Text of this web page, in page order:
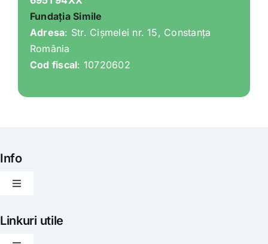
Fundația Simile
Adresa: Str. Cișmelei nr. 15, Constanța
România
Cod fiscal: 10720602
Info
Toggle
Articole
Linkuri utile